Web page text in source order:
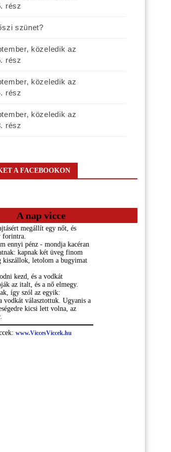
rész
szünet?
közeledik az
rész
közeledik az
rész
közeledik az
rész
A FACEBOOKON
A nap vicce